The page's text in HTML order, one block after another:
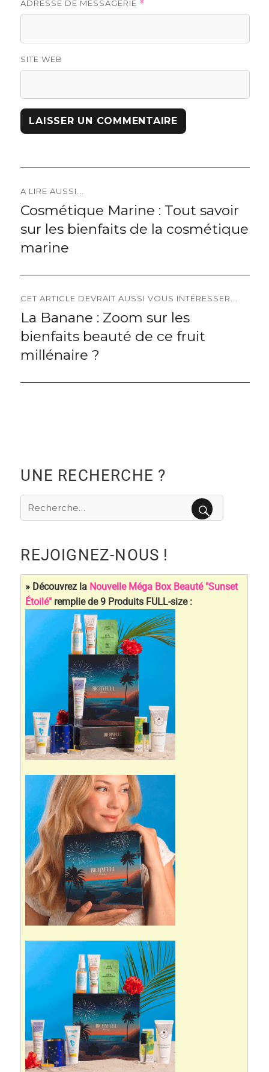
ADRESSE DE MESSAGERIE *
SITE WEB
Navigation
de
l’article
A LIRE AUSSI...
Previous
post:
Cosmétique Marine : Tout savoir
sur les bienfaits de la cosmétique
marine
CET ARTICLE DEVRAIT AUSSI VOUS INTÉRESSER...
Next
post:
La Banane : Zoom sur les
bienfaits beauté de ce fruit
millénaire ?
UNE RECHERCHE ?
Recherche
pour
REJOIGNEZ-NOUS !
» Découvrez la Nouvelle Méga Box Beauté "Sunset
Étoilé" remplie de 9 Produits FULL-size :